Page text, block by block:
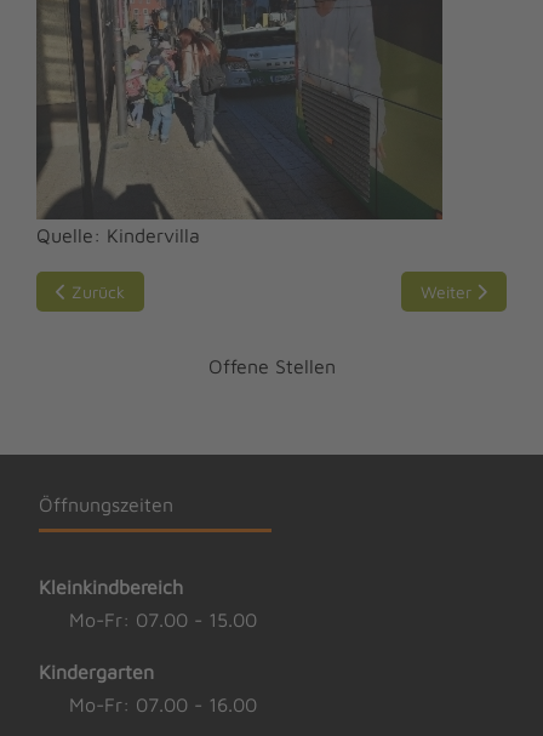
Quelle: Kindervilla
Vorheriger Beitrag: Unser Familienfest
Zurück Nächster
Weiter
Offene Stellen
Öffnungszeiten
Kleinkindbereich
Mo-Fr: 07.00 - 15.00
Kindergarten
Mo-Fr: 07.00 - 16.00